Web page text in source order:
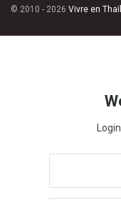
© 2010 - 2026 Vivre en